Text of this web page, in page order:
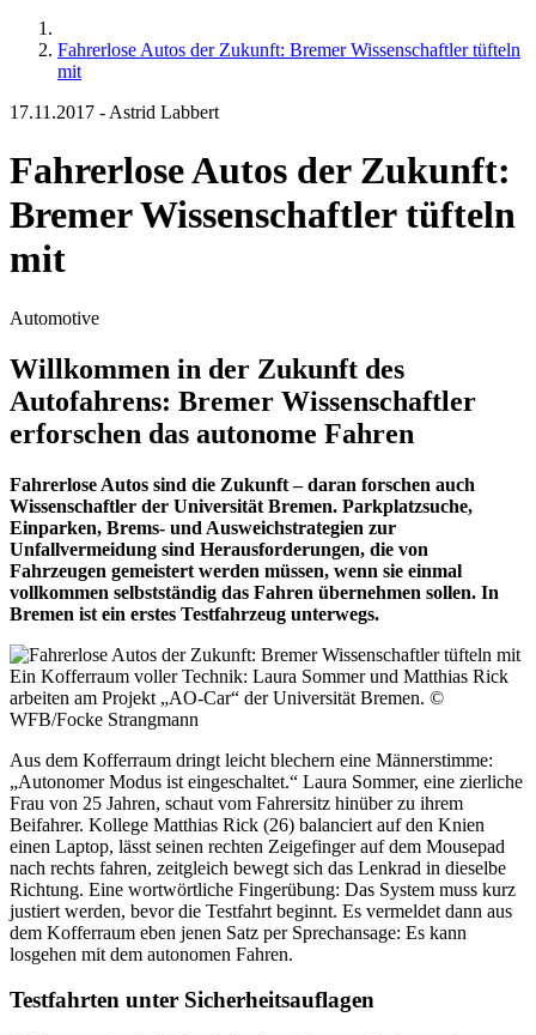
Fahrerlose Autos der Zukunft: Bremer Wissenschaftler tüfteln
mit
17.11.2017 - Astrid Labbert
Fahrerlose Autos der Zukunft:
Bremer Wissenschaftler tüfteln
mit
Automotive
Willkommen in der Zukunft des
Autofahrens: Bremer Wissenschaftler
erforschen das autonome Fahren
Fahrerlose Autos sind die Zukunft – daran forschen auch
Wissenschaftler der Universität Bremen. Parkplatzsuche,
Einparken, Brems- und Ausweichstrategien zur
Unfallvermeidung sind Herausforderungen, die von
Fahrzeugen gemeistert werden müssen, wenn sie einmal
vollkommen selbstständig das Fahren übernehmen sollen. In
Bremen ist ein erstes Testfahrzeug unterwegs.
Ein Kofferraum voller Technik: Laura Sommer und Matthias Rick
arbeiten am Projekt „AO-Car“ der Universität Bremen. ©
WFB/Focke Strangmann
Aus dem Kofferraum dringt leicht blechern eine Männerstimme:
„Autonomer Modus ist eingeschaltet.“ Laura Sommer, eine zierliche
Frau von 25 Jahren, schaut vom Fahrersitz hinüber zu ihrem
Beifahrer. Kollege Matthias Rick (26) balanciert auf den Knien
einen Laptop, lässt seinen rechten Zeigefinger auf dem Mousepad
nach rechts fahren, zeitgleich bewegt sich das Lenkrad in dieselbe
Richtung. Eine wortwörtliche Fingerübung: Das System muss kurz
justiert werden, bevor die Testfahrt beginnt. Es vermeldet dann aus
dem Kofferraum eben jenen Satz per Sprechansage: Es kann
losgehen mit dem autonomen Fahren.
Testfahrten unter Sicherheitsauflagen